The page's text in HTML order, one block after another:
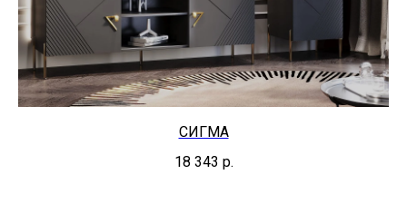
СИГМА
18 343 р.